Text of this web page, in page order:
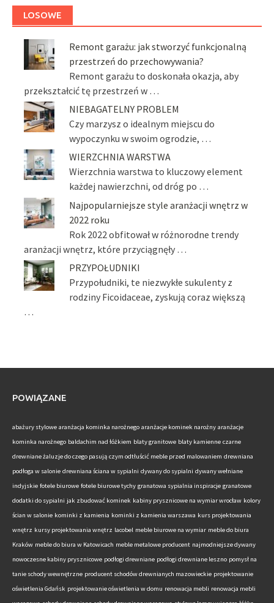
LOSOWE
Remont garażu: jak stworzyć funkcjonalną
przestrzeń do przechowywania?
Remont garażu to doskonała okazja, aby
przekształcić tę przestrzeń w …
NIEBAGATELNY PROBLEM
Czy marzysz o idealnym miejscu do
wypoczynku w swoim ogrodzie, …
WIERZCHNIA WARSTWA
Wierzchnia warstwa to kluczowy element
każdej nawierzchni, od dróg po …
Najpopularniejsze style aranżacji wnętrz w
2022 roku
Rok 2022 obfitował w różnorodne trendy
aranżacji wnętrz, które przyciągnęły …
PRZYPOŁUDNIKI
Przypołudniki, te niezwykłe sukulenty z
rodziny Ficoidaceae, zyskują coraz większą
…
POWIĄZANE
abażury stylowe aranżacja kominka narożnego aranżacje kominek narożny aranżacje
kominka narożnego baldachim nad łóżkiem blaty granitowe blaty kamienne czarne
drewniane żaluzje do czego pasują czym odtłuścić meble przed malowaniem drewniana
podłoga w salonie drewniana ściana w sypialni dywany do sypialni dywany wełniane
indyjskie fotele biurowe fotele biurowe tychy granatowa sypialnia inspiracje granatowe
dodatki do sypialni jak zbudować kominek kabiny prysznicowe na wymiar wrocław kolory
ścian w salonie kominki z kamienia kominki z kamienia warszawa kurs projektowania
wnętrz kursy projektowania wnętrz lacobel meble biurowe na wymiar meble do biura
Kraków meble do biura w Katowicach meble metalowe producent najmodniejsze dywany
nowoczesne kabiny prysznicowe podłogi drewniane podłogi drewniane leszno pomysł na
tanie schody wewnętrzne producent schodów drewnianych mazowieckie projektowanie
oświetlenia Gdańsk projektowanie oświetlenia w domu renowacja mebli renowacja mebli